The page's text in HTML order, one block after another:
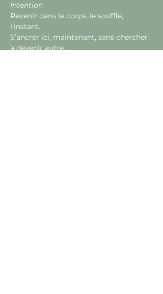
Intention
Revenir dans le corps, le souffle,
l’instant.
S’ancrer ici, maintenant, sans chercher
à devenir autre.